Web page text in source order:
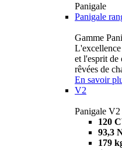
Panigale
Panigale
Gamme
et l'esprit de
rêvées de
En savoir
V2
Panigale V2
120
93,3
179